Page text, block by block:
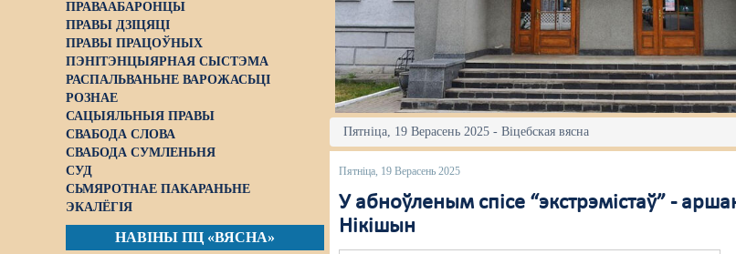
ПРАВААБАРОНЦЫ
ПРАВЫ ДЗІЦЯЦІ
ПРАВЫ ПРАЦОЎНЫХ
ПЭНІТЭНЦЫЯРНАЯ СЫСТЭМА
РАСПАЛЬВАНЬНЕ ВАРОЖАСЬЦІ
РОЗНАЕ
САЦЫЯЛЬНЫЯ ПРАВЫ
СВАБОДА СЛОВА
СВАБОДА СУМЛЕНЬНЯ
СУД
СЬМЯРОТНАЕ ПАКАРАНЬНЕ
ЭКАЛЁГІЯ
НАВІНЫ ПЦ «ВЯСНА»
Пятніца, 19 Верасень 2025 - Віцебская вясна
Пятніца, 19 Верасень 2025
У абноўленым спісе “экстрэмістаў” -
Нікішын